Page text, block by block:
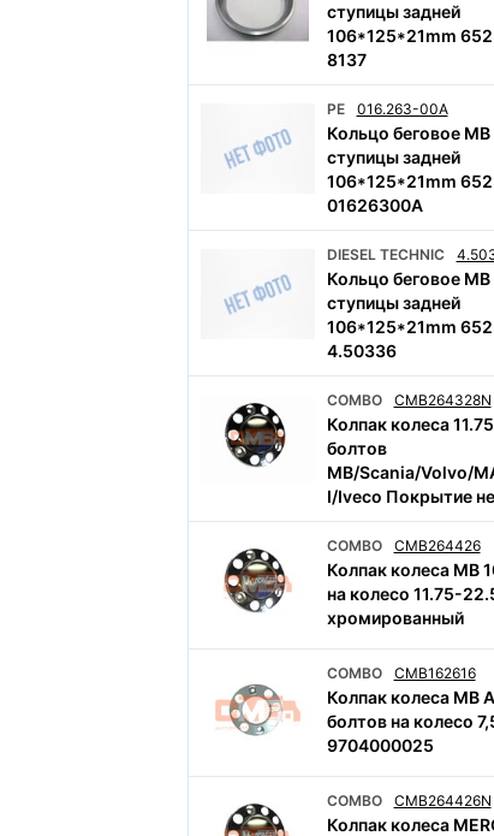
ступицы задней
106*125*21mm
8137
PE 016.263-00A
Кольцо беговое
ступицы задней
106*125*21mm
01626300A
DIESEL TECHNIC
Кольцо беговое
ступицы задней
106*125*21mm
4.50336
COMBO CMB264328N
Колпак колеса
болтов
MB/Scania/Volvo/
I/Iveco Покрытие
COMBO CMB264426
Колпак колеса MB
на колесо 11.75-
хромированный
COMBO CMB162616
Колпак колеса MB
болтов на колесо
9704000025
COMBO CMB264426N
Колпак колеса